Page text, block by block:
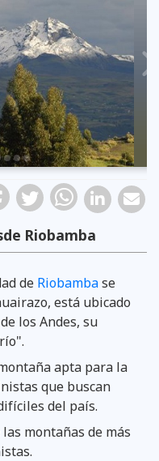
Riobamba
de Riobambase
está ubicado
los Andes, su
apta para la
que buscan
del país.
montañas de más